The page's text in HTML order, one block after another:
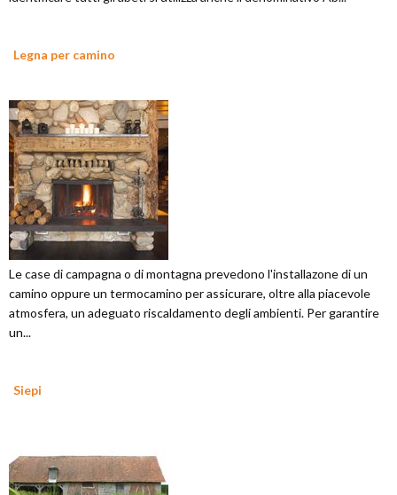
Legna per camino
Le case di campagna o di montagna prevedono l'installazone di un
camino oppure un termocamino per assicurare, oltre alla piacevole
atmosfera, un adeguato riscaldamento degli ambienti. Per garantire
un...
Siepi